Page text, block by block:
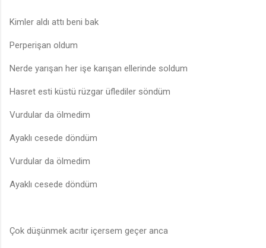
Kimler aldı attı beni bak
Perperişan oldum
Nerde yarışan her işe karışan ellerinde soldum
Hasret esti küstü rüzgar üflediler söndüm
Vurdular da ölmedim
Ayaklı cesede döndüm
Vurdular da ölmedim
Ayaklı cesede döndüm
Çok düşünmek acıtır içersem geçer anca